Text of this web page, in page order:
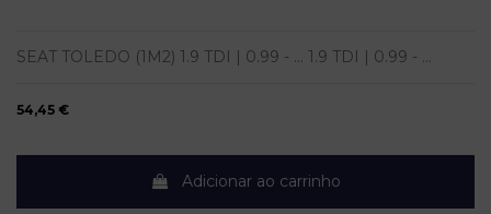
SEAT TOLEDO (1M2) 1.9 TDI | 0.99 - ... 1.9 TDI | 0.99 - ...
54,45 €
Adicionar ao carrinho